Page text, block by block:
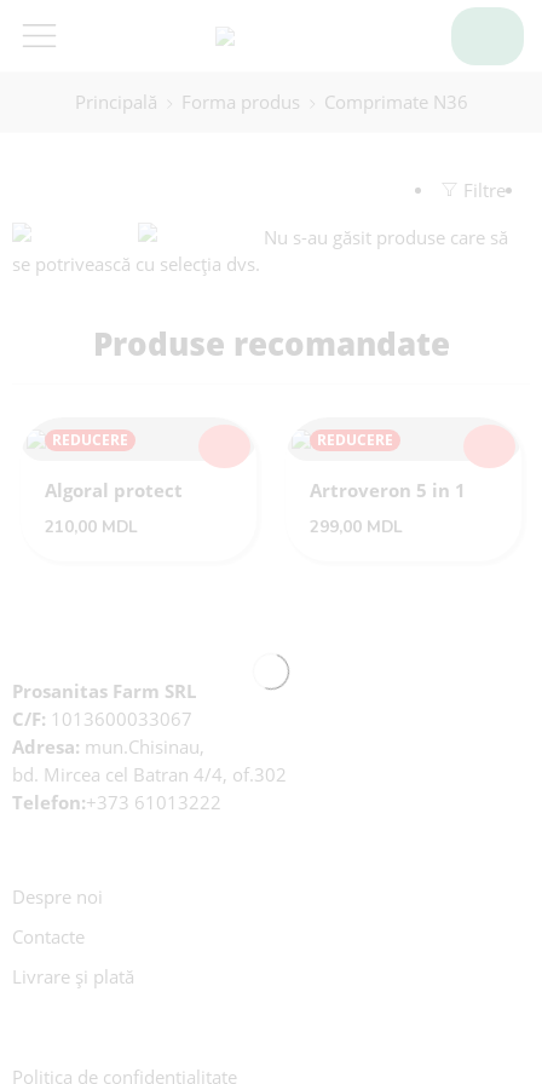
Principală Forma produs Comprimate N36
Filtre
Nu s-au găsit produse care să
se potrivească cu selecția dvs.
Produse recomandate
REDUCERE
Algoral protect
210,00 MDL
REDUCERE
Artroveron 5 in 1
299,00 MDL
Prosanitas Farm SRL
C/F: 1013600033067
Adresa: mun.Chisinau,
bd. Mircea cel Batran 4/4, of.302
Telefon:+373 61013222
Despre noi
Contacte
Livrare și plată
Politica de confidențialitate